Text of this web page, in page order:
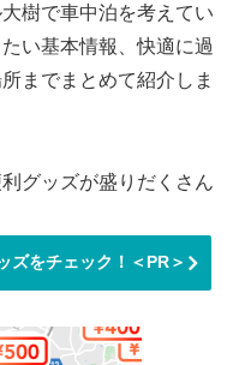
樹で車中泊を考えてい
い基本情報、快適に過
までまとめて紹介しま
グッズが盛りだくさん
ズをチェック！＜PR＞